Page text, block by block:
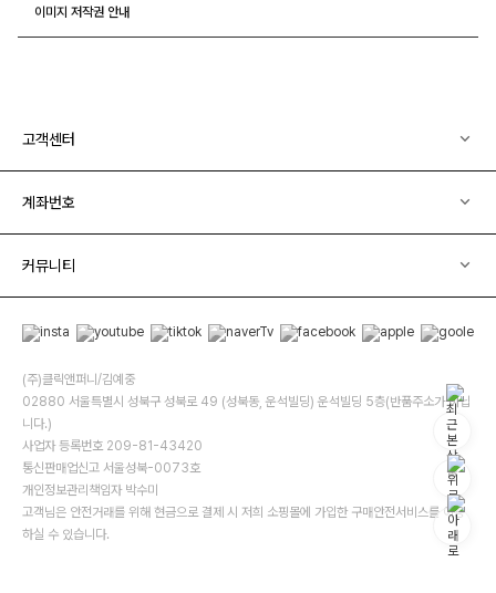
이미지 저작권 안내
고객센터
계좌번호
커뮤니티
(주)클릭앤퍼니/김예중
02880 서울특별시 성북구 성북로 49 (성북동, 운석빌딩) 운석빌딩 5층(반품주소가 아닙
니다.)
사업자 등록번호 209-81-43420
통신판매업신고 서울성북-0073호
개인정보관리책임자 박수미
고객님은 안전거래를 위해 현금으로 결제 시 저희 소핑몰에 가입한 구매안전서비스를 이용
하실 수 있습니다.